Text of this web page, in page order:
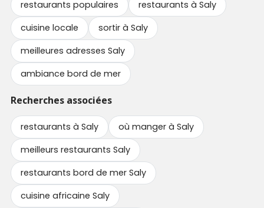
restaurants populaires
restaurants à Saly
cuisine locale
sortir à Saly
meilleures adresses Saly
ambiance bord de mer
Recherches associées
restaurants à Saly
où manger à Saly
meilleurs restaurants Saly
restaurants bord de mer Saly
cuisine africaine Saly